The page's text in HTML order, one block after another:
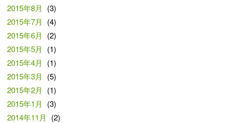
2015年8月
(3)
2015年7月
(4)
2015年6月
(2)
2015年5月
(1)
2015年4月
(1)
2015年3月
(5)
2015年2月
(1)
2015年1月
(3)
2014年11月
(2)